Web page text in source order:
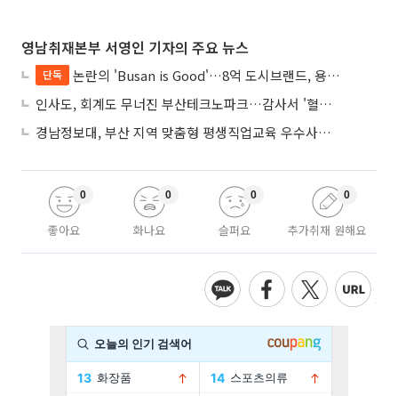
영남취재본부 서영인 기자의 주요 뉴스
단독
논란의 'Busan is Good'…8억 도시브랜드, 용산 대통령실 CI 업체가 수행
인사도, 회계도 무너진 부산테크노파크…감사서 '혈세 유용·인사 뒤집기' 적발
경남정보대, 부산 지역 맞춤형 평생직업교육 우수사례로 혁신 주도
좋아요
0
화나요
0
슬퍼요
0
추가취재 원해요
0